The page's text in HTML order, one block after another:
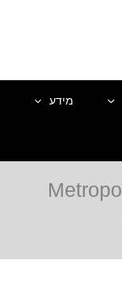
מידע